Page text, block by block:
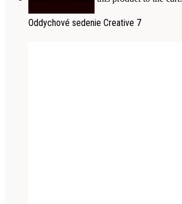
Oddychové sedenie Creative 7